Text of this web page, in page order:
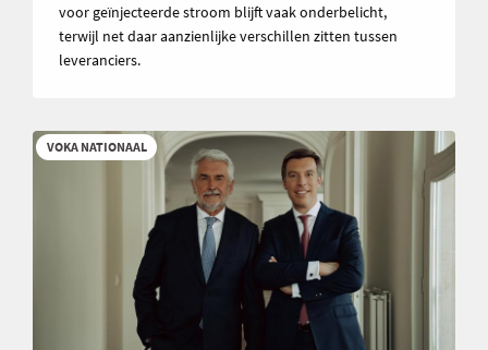
voor geïnjecteerde stroom blijft vaak onderbelicht,
terwijl net daar aanzienlijke verschillen zitten tussen
leveranciers.
VOKA NATIONAAL